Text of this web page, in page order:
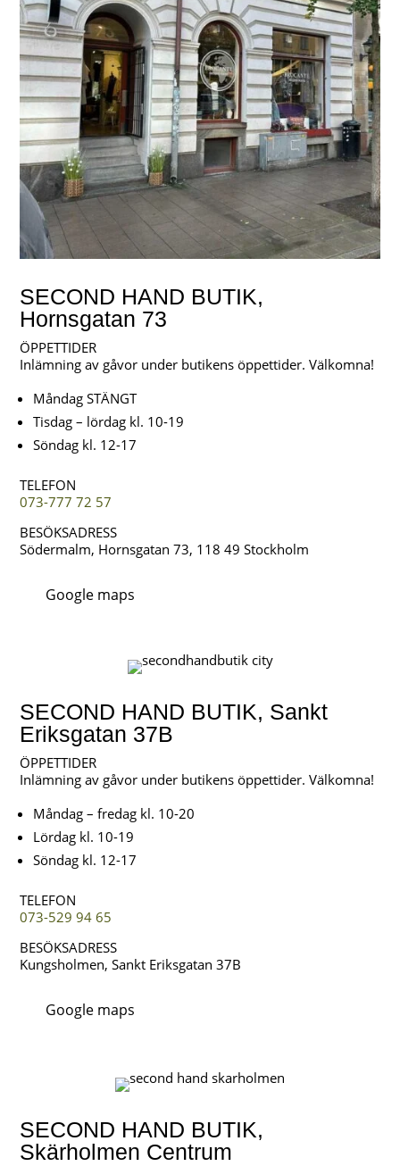
SECOND HAND BUTIK,
Hornsgatan 73
ÖPPETTIDER
Inlämning av gåvor under butikens öppettider. Välkomna!
Måndag STÄNGT
Tisdag – lördag kl. 10-19
Söndag kl. 12-17
TELEFON
073-777 72 57
BESÖKSADRESS
Södermalm, Hornsgatan 73, 118 49 Stockholm
Google maps
SECOND HAND BUTIK, Sankt
Eriksgatan 37B
ÖPPETTIDER
Inlämning av gåvor under butikens öppettider. Välkomna!
Måndag – fredag kl. 10-20
Lördag kl. 10-19
Söndag kl. 12-17
TELEFON
073-529 94 65
BESÖKSADRESS
Kungsholmen, Sankt Eriksgatan 37B
Google maps
SECOND HAND BUTIK,
Skärholmen Centrum